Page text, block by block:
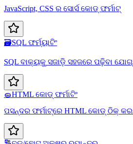
JavaScript, CSS ର ସୋର୍ସ କୋଡ୍ ଫର୍ମାଟ୍
🗃️SQL ଫର୍ମ୍ୟାଟିଂ
SQL ବାକ୍ୟକୁ ସଜାଡ଼ି ସହଜରେ ପଢ଼ିବା
🧽HTML କୋଡ୍ ଫର୍ମାଟିଂ
ପସନ୍ଦର ଫର୍ମାଟ୍‌ରେ HTML କୋଡ୍ ଠିକ୍